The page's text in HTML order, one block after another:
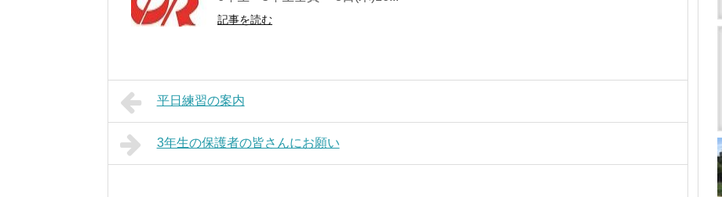
記事を読む
平日練習の案内
3年生の保護者の皆さんにお願い